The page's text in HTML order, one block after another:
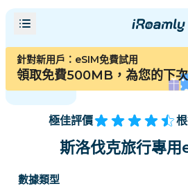
針對新用戶：eSIM免費試用
領取免費500MB，為您的下
極佳評價
斯洛伐克旅行專
數據類型